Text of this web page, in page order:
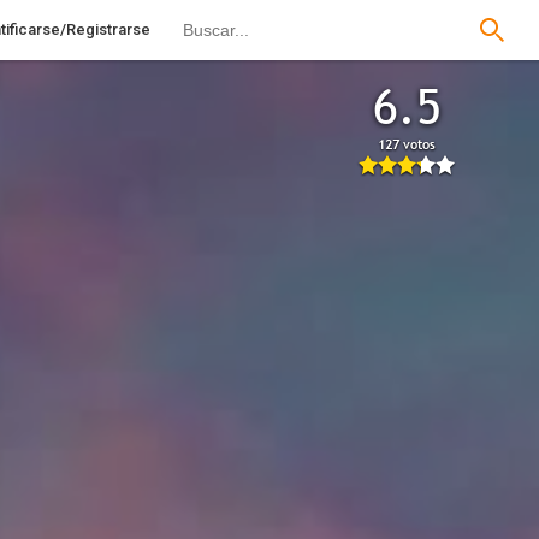
Registrarse
6.5
127 votos